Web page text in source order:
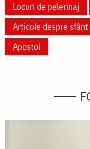
Locuri de pelerinaj
Articole despre sfânt
Apostol